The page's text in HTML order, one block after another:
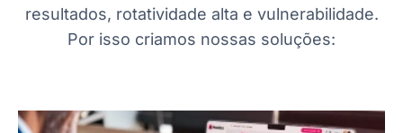
resultados, rotatividade alta e vulnerabilidade.
Por isso criamos nossas soluções: